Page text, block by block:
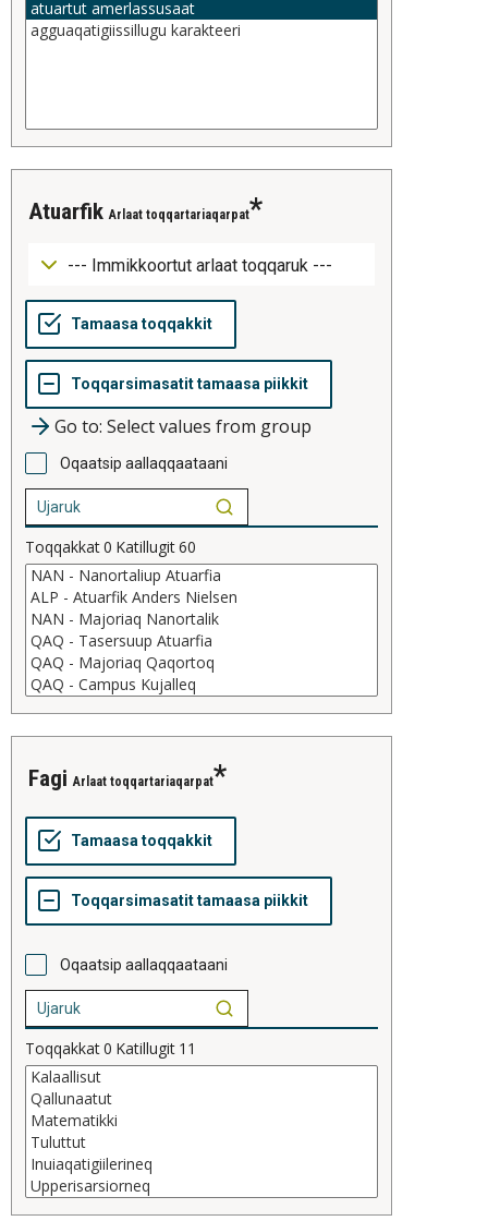
atuarfik Arlaat toqqartariaqarpat
Go to: Select values from group
Oqaatsip aallaqqaataani
Toqqakkat0 Katillugit60
fagi Arlaat toqqartariaqarpat
Oqaatsip aallaqqaataani
Toqqakkat0 Katillugit 11